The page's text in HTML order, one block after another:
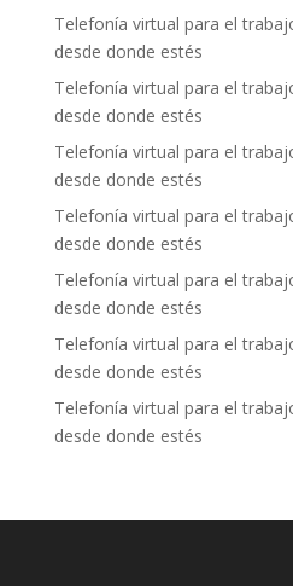
Telefonía virtual para el
desde donde estés
Telefonía virtual para el
desde donde estés
Telefonía virtual para el
desde donde estés
Telefonía virtual para el
desde donde estés
Telefonía virtual para el
desde donde estés
Telefonía virtual para el
desde donde estés
Telefonía virtual para el
desde donde estés